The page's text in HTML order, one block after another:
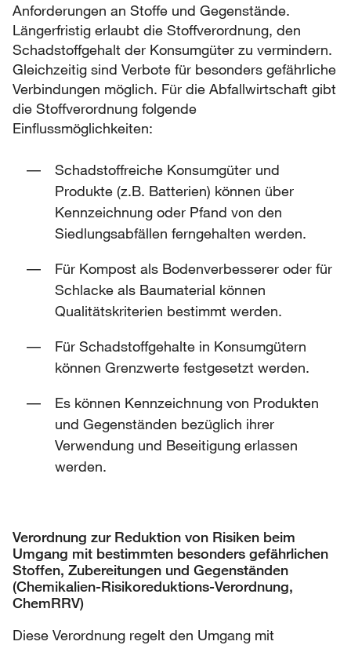
Anforderungen an Stoffe und Gegenstände.
Längerfristig erlaubt die Stoffverordnung, den
Schadstoffgehalt der Konsumgüter zu vermindern.
Gleichzeitig sind Verbote für besonders gefährliche
Verbindungen möglich. Für die Abfallwirtschaft gibt
die Stoffverordnung folgende
Einflussmöglichkeiten:
Schadstoffreiche Konsumgüter und
Produkte (z.B. Batterien) können über
Kennzeichnung oder Pfand von den
Siedlungsabfällen ferngehalten werden.
Für Kompost als Bodenverbesserer oder für
Schlacke als Baumaterial können
Qualitätskriterien bestimmt werden.
Für Schadstoffgehalte in Konsumgütern
können Grenzwerte festgesetzt werden.
Es können Kennzeichnung von Produkten
und Gegenständen bezüglich ihrer
Verwendung und Beseitigung erlassen
werden.
Verordnung zur Reduktion von Risiken beim
Umgang mit bestimmten besonders gefährlichen
Stoffen, Zubereitungen und Gegenständen
(Chemikalien-Risikoreduktions-Verordnung,
ChemRRV)
Diese Verordnung regelt den Umgang mit